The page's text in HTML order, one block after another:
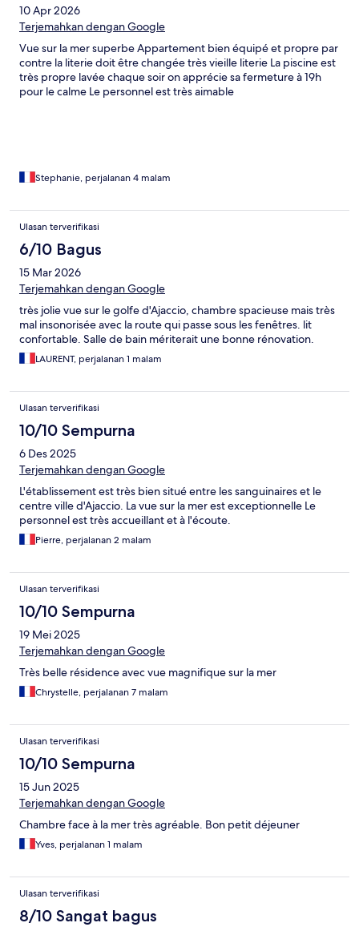
10 Apr 2026
Terjemahkan dengan Google
Vue sur la mer superbe Appartement bien équipé et propre par
contre la literie doit être changée très vieille literie La piscine est
très propre lavée chaque soir on apprécie sa fermeture à 19h
pour le calme Le personnel est très aimable
Stephanie, perjalanan 4 malam
Ulasan terverifikasi
6/10 Bagus
15 Mar 2026
Terjemahkan dengan Google
très jolie vue sur le golfe d'Ajaccio, chambre spacieuse mais très
mal insonorisée avec la route qui passe sous les fenêtres. lit
confortable. Salle de bain mériterait une bonne rénovation.
LAURENT, perjalanan 1 malam
Ulasan terverifikasi
10/10 Sempurna
6 Des 2025
Terjemahkan dengan Google
L'établissement est très bien situé entre les sanguinaires et le
centre ville d'Ajaccio. La vue sur la mer est exceptionnelle Le
personnel est très accueillant et à l'écoute.
Pierre, perjalanan 2 malam
Ulasan terverifikasi
10/10 Sempurna
19 Mei 2025
Terjemahkan dengan Google
Très belle résidence avec vue magnifique sur la mer
Chrystelle, perjalanan 7 malam
Ulasan terverifikasi
10/10 Sempurna
15 Jun 2025
Terjemahkan dengan Google
Chambre face à la mer très agréable. Bon petit déjeuner
Yves, perjalanan 1 malam
Ulasan terverifikasi
8/10 Sangat bagus